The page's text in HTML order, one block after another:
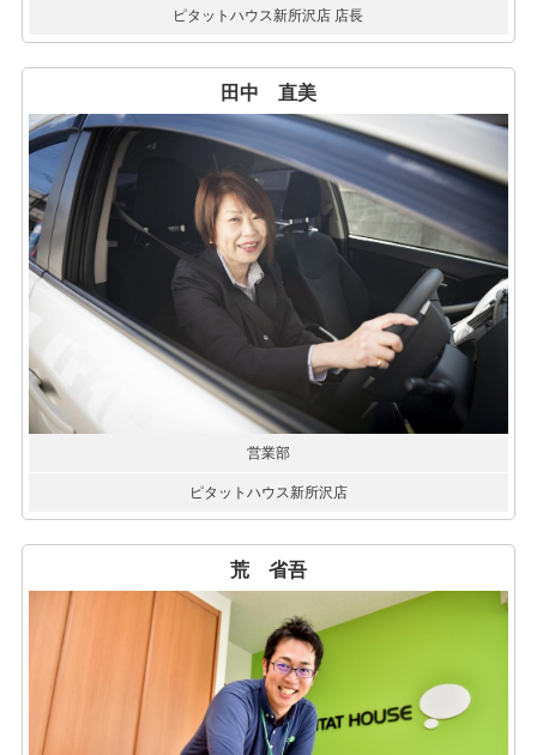
ピタットハウス新所沢店 店長
田中 直美
営業部
ピタットハウス新所沢店
荒 省吾